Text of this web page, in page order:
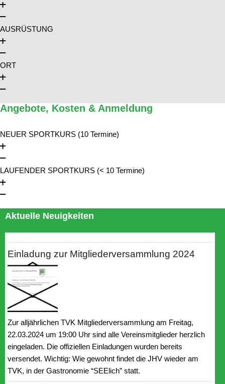
AUSRÜSTUNG
ORT
Angebote, Kosten & Anmeldung
NEUER SPORTKURS (10 Termine)
LAUFENDER SPORTKURS (< 10 Termine)
Aktuelle Neuigkeiten
Einladung zur Mitgliederversammlung 2024
Zur alljährlichen TVK Mitgliederversammlung am Freitag,
22.03.2024 um 19:00 Uhr sind alle Vereinsmitglieder herzlich
eingeladen. Die offiziellen Einladungen wurden bereits
versendet. Wichtig: Wie gewohnt findet die JHV wieder am
TVK, in der Gastronomie “SEElich” statt.